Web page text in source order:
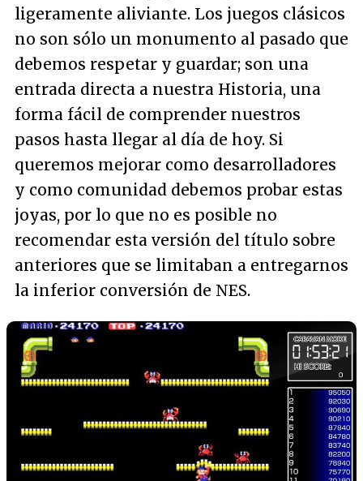
ligeramente aliviante. Los juegos clásicos
no son sólo un monumento al pasado que
debemos respetar y guardar; son una
entrada directa a nuestra Historia, una
forma fácil de comprender nuestros
pasos hasta llegar al día de hoy. Si
queremos mejorar como desarrolladores
y como comunidad debemos probar estas
joyas, por lo que no es posible no
recomendar esta versión del título sobre
anteriores que se limitaban a entregarnos
la inferior conversión de NES.